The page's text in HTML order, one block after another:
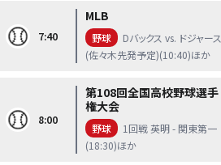
7:40
MLB
野球
Dバックス vs. ドジャース
(佐々木先発予定)(10:40)ほか
8:00
第108回全国高校野球選手
権大会
野球
1回戦 英明 - 関東第一
(18:30)ほか